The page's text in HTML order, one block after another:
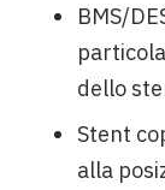
BMS/
dello
Stent
alla